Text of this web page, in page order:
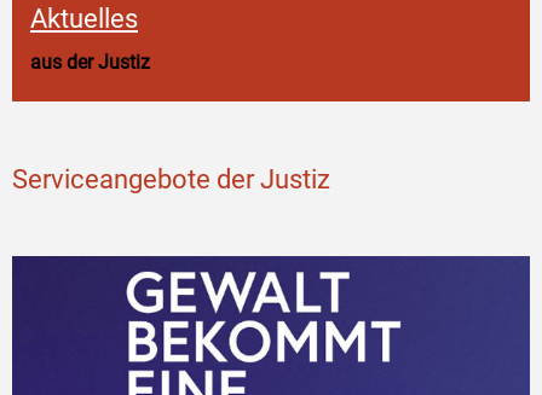
Aktuelles
aus der Justiz
Serviceangebote der Justiz